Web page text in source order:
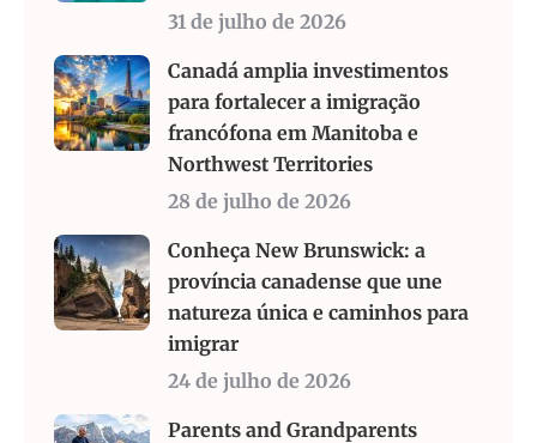
31 de julho de 2026
Canadá amplia investimentos
para fortalecer a imigração
francófona em Manitoba e
Northwest Territories
28 de julho de 2026
Conheça New Brunswick: a
província canadense que une
natureza única e caminhos para
imigrar
24 de julho de 2026
Parents and Grandparents